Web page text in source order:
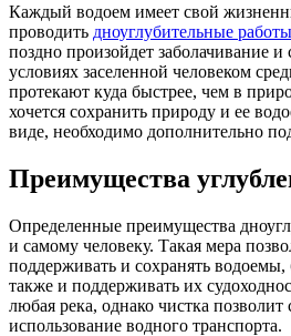
Каждый водоем имеет свой
проводить дноуглубительные работы
поздно произойдет заболачивание
условиях заселенной человеком
протекают куда быстрее, чем в
хочется сохранить природу и ее
виде, необходимо дополнительно
Преимущества
Определенные преимущества
и самому человеку. Такая мера
поддерживать и сохранять
также и поддерживать их
любая река, однако чистка позволит
использование водного транспорта.